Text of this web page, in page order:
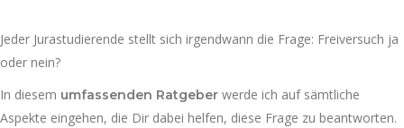
Jeder Jurastudierende stellt sich irgendwann die Frage: Freiversuch ja
oder nein?
In diesem umfassenden Ratgeber werde ich auf sämtliche
Aspekte eingehen, die Dir dabei helfen, diese Frage zu beantworten.